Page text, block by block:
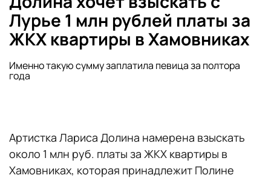
Лурье 1 млн рублей платы за
ЖКХ квартиры в Хамовниках
Именно такую сумму заплатила певица за полтора
года
Артистка Лариса Долина намерена взыскать
около 1 млн руб. платы за ЖКХ квартиры в
Хамовниках, которая принадлежит Полине